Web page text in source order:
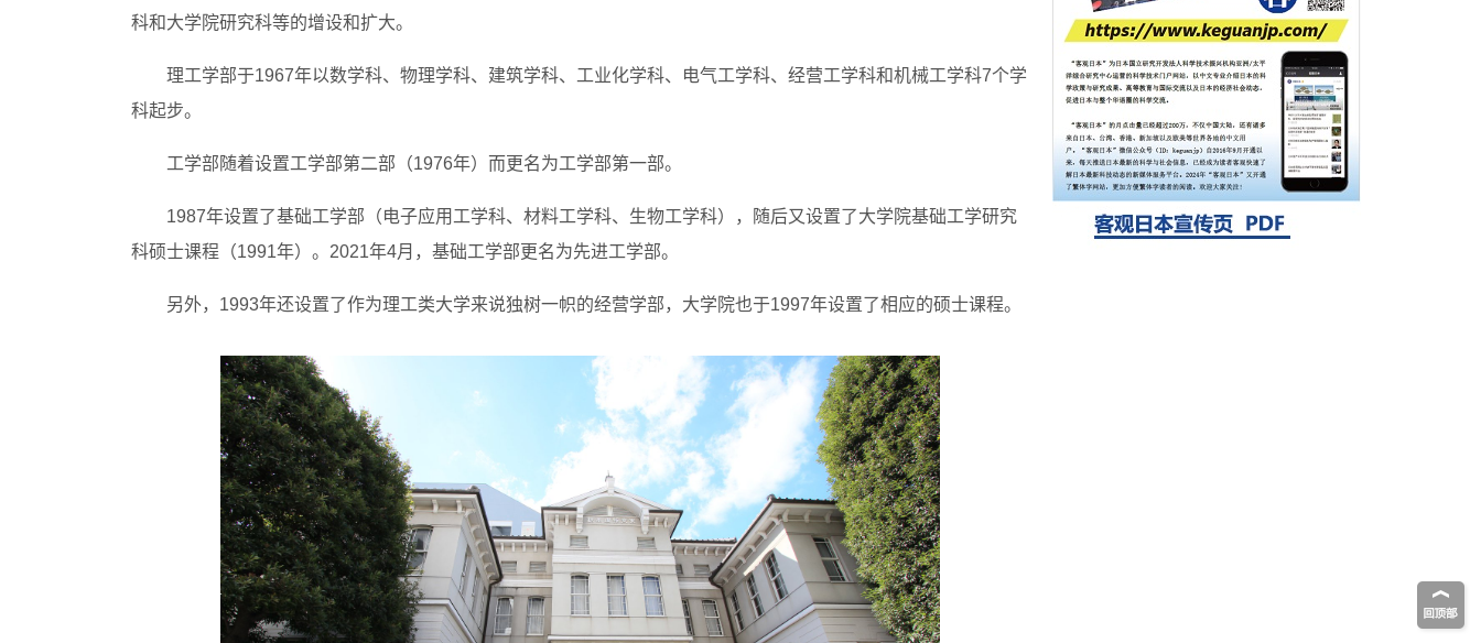
科和大学院研究科等的增设和扩大。
理工学部于1967年以数学科、物理学科、建筑学科、工业化学科、电气工学科、经营工学科和机械工学科7个学
科起步。
工学部随着设置工学部第二部（1976年）而更名为工学部第一部。
1987年设置了基础工学部（电子应用工学科、材料工学科、生物工学科），随后又设置了大学院基础工学研究
科硕士课程（1991年）。2021年4月，基础工学部更名为先进工学部。
另外，1993年还设置了作为理工类大学来说独树一帜的经营学部，大学院也于1997年设置了相应的硕士课程。
日本成立“以人为本AI联盟”——力争借助AI拓
展社会公众创造力，依托产学合作推进研发
科学研究
大阪大学开发出膜脂质可视化工具，使脂质
探针的高效开发成为可能
科学研究
立教大学在试管内构建长链人工基因组DNA
自我复制系统，有望实现携带大量基因的人
工细胞